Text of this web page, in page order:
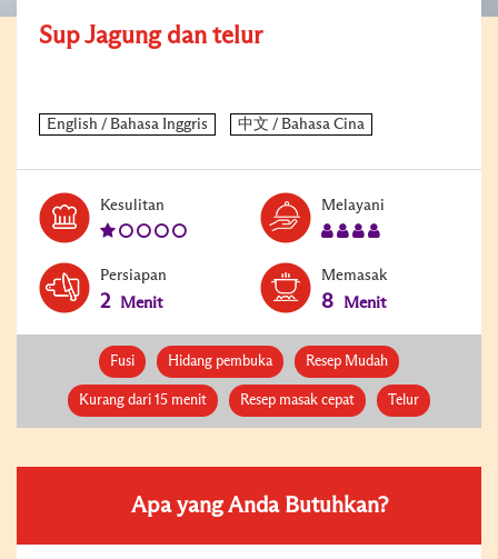
Sup Jagung dan telur
Kesulitan Melayani
Persiapan
2 Menit
Memasak
8 Menit
Fusi Hidang pembuka Resep Mudah
Kurang dari 15 menit Resep masak cepat Telur
Apa yang Anda Butuhkan?